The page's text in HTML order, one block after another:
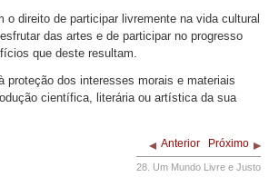
o direito de participar livremente na vida cultural
das artes e de participar no progresso
que deste resultam.
proteção dos interesses morais e materiais
científica, literária ou artística da sua
Anterior Próximo
28. Um Mundo Livre e Justo